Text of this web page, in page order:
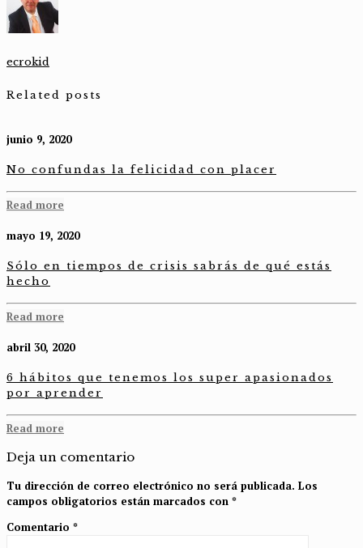
ecrokid
Related posts
junio 9, 2020
No confundas la felicidad con placer
Read more
mayo 19, 2020
Sólo en tiempos de crisis sabrás de qué estás
hecho
Read more
abril 30, 2020
6 hábitos que tenemos los super apasionados
por aprender
Read more
Deja un comentario
Tu dirección de correo electrónico no será publicada. Los
campos obligatorios están marcados con *
Comentario *